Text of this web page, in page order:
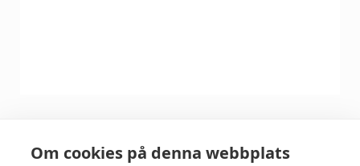
Om cookies på denna webbplats